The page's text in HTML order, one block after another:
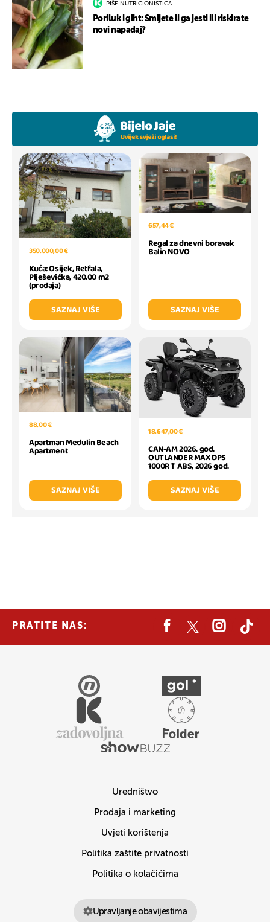
PIŠE NUTRICIONISTICA
Poriluk i giht: Smijete li ga jesti ili riskirate
novi napadaj?
350.000,00 €
Kuća: Osijek, Retfala,
Plješevićka, 420.00 m2
(prodaja)
SAZNAJ VIŠE
657,44 €
Regal za dnevni boravak
Balin NOVO
SAZNAJ VIŠE
88,00 €
Apartman Medulin Beach
Apartment
SAZNAJ VIŠE
18.647,00 €
CAN-AM 2026. god.
OUTLANDER MAX DPS
1000R T ABS, 2026 god.
SAZNAJ VIŠE
PRATITE NAS:
Uredništvo
Prodaja i marketing
Uvjeti korištenja
Politika zaštite privatnosti
Politika o kolačićima
Upravljanje obavijestima